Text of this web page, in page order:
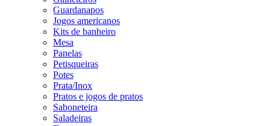
Guardanapos
Jogos americanos
Kits de banheiro
Mesa
Panelas
Petisqueiras
Potes
Prata/Inox
Pratos e jogos de pratos
Saboneteira
Saladeiras